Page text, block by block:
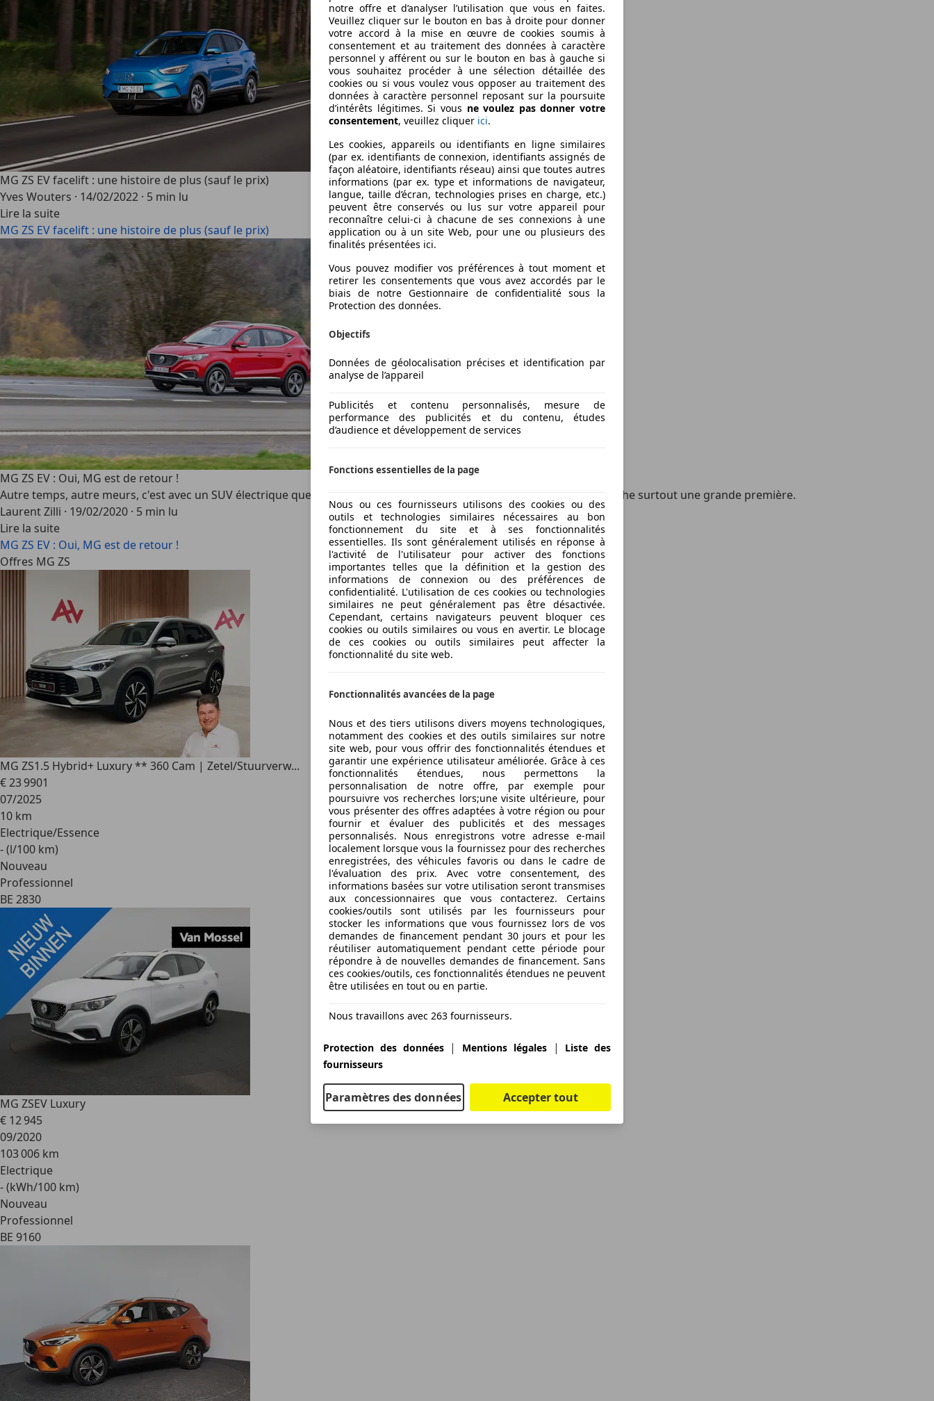
notre offre et d’analyser l’utilisation que vous en faites.
Veuillez cliquer sur le bouton en bas à droite pour donner
votre accord à la mise en œuvre de cookies soumis à
consentement et au traitement des données à caractère
personnel y afférent ou sur le bouton en bas à gauche si
vous souhaitez procéder à une sélection détaillée des
cookies ou si vous voulez vous opposer au traitement des
données à caractère personnel reposant sur la poursuite
d’intérêts légitimes. Si vous ne voulez pas donner votre
consentement, veuillez cliquer ici.
Les cookies, appareils ou identifiants en ligne similaires
(par ex. identifiants de connexion, identifiants assignés de
façon aléatoire, identifiants réseau) ainsi que toutes autres
informations (par ex. type et informations de navigateur,
langue, taille d’écran, technologies prises en charge, etc.)
peuvent être conservés ou lus sur votre appareil pour
reconnaître celui-ci à chacune de ses connexions à une
application ou à un site Web, pour une ou plusieurs des
finalités présentées ici.
Vous pouvez modifier vos préférences à tout moment et
retirer les consentements que vous avez accordés par le
biais de notre Gestionnaire de confidentialité sous la
Protection des données.
Objectifs
Données de géolocalisation précises et identification par
analyse de l’appareil
Publicités et contenu personnalisés, mesure de
performance des publicités et du contenu, études
d’audience et développement de services
Fonctions essentielles de la page
Nous ou ces fournisseurs utilisons des cookies ou des
outils et technologies similaires nécessaires au bon
fonctionnement du site et à ses fonctionnalités
essentielles. Ils sont généralement utilisés en réponse à
l'activité de l'utilisateur pour activer des fonctions
importantes telles que la définition et la gestion des
informations de connexion ou des préférences de
confidentialité. L'utilisation de ces cookies ou technologies
similaires ne peut généralement pas être désactivée.
Cependant, certains navigateurs peuvent bloquer ces
cookies ou outils similaires ou vous en avertir. Le blocage
de ces cookies ou outils similaires peut affecter la
fonctionnalité du site web.
Fonctionnalités avancées de la page
Nous et des tiers utilisons divers moyens technologiques,
notamment des cookies et des outils similaires sur notre
site web, pour vous offrir des fonctionnalités étendues et
garantir une expérience utilisateur améliorée. Grâce à ces
fonctionnalités étendues, nous permettons la
personnalisation de notre offre, par exemple pour
poursuivre vos recherches lors;une visite ultérieure, pour
vous présenter des offres adaptées à votre région ou pour
fournir et évaluer des publicités et des messages
personnalisés. Nous enregistrons votre adresse e-mail
localement lorsque vous la fournissez pour des recherches
enregistrées, des véhicules favoris ou dans le cadre de
l'évaluation des prix. Avec votre consentement, des
informations basées sur votre utilisation seront transmises
aux concessionnaires que vous contacterez. Certains
cookies/outils sont utilisés par les fournisseurs pour
stocker les informations que vous fournissez lors de vos
demandes de financement pendant 30 jours et pour les
réutiliser automatiquement pendant cette période pour
répondre à de nouvelles demandes de financement. Sans
ces cookies/outils, ces fonctionnalités étendues ne peuvent
être utilisées en tout ou en partie.
Nous travaillons avec 263 fournisseurs.
Protection des données| Mentions légales|
Liste des
fournisseurs
Paramètres des données Accepter tout
MG ZS EV facelift : une histoire de plus (sauf le prix)
Yves Wouters · 14/02/2022 · 5 min lu
Lire la suite
MG ZS EV facelift : une histoire de plus (sauf le prix)
MG ZS EV : Oui, MG est de retour !
Autre temps, autre meurs, c'est avec un SUV électrique que MG revient sur le Continent. Mais derrière ce retour se cache surtout une grande première.
Laurent Zilli · 19/02/2020 · 5 min lu
Lire la suite
MG ZS EV : Oui, MG est de retour !
Offres MG ZS
MG ZS1.5 Hybrid+ Luxury ** 360 Cam | Zetel/Stuurverw...
€ 23 9901
07/2025
10 km
Electrique/Essence
- (l/100 km)
Nouveau
Professionnel
BE 2830
MG ZSEV Luxury
€ 12 945
09/2020
103 006 km
Electrique
- (kWh/100 km)
Nouveau
Professionnel
BE 9160